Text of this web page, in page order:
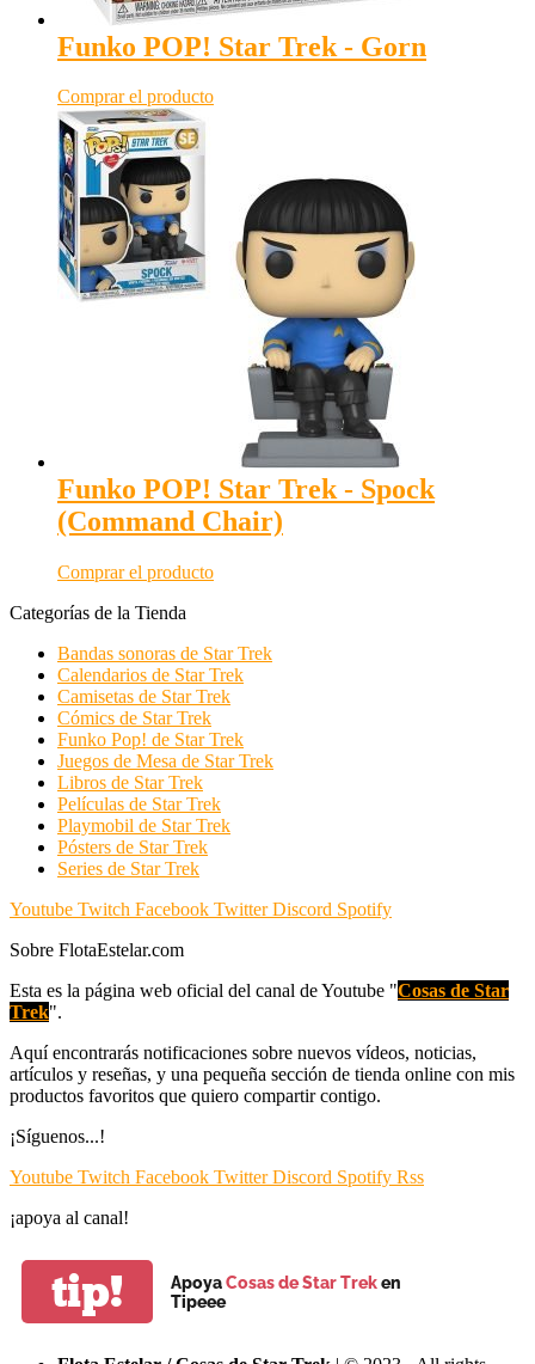
Funko POP! Star Trek - Gorn
Comprar el producto
Funko POP! Star Trek - Spock
(Command Chair)
Comprar el producto
Categorías de la Tienda
Bandas sonoras de Star Trek
Calendarios de Star Trek
Camisetas de Star Trek
Cómics de Star Trek
Funko Pop! de Star Trek
Juegos de Mesa de Star Trek
Libros de Star Trek
Películas de Star Trek
Playmobil de Star Trek
Pósters de Star Trek
Series de Star Trek
Youtube Twitch Facebook Twitter Discord Spotify
Sobre FlotaEstelar.com
Esta es la página web oficial del canal de Youtube "Cosas de Star
Trek".
Aquí encontrarás notificaciones sobre nuevos vídeos, noticias,
artículos y reseñas, y una pequeña sección de tienda online con mis
productos favoritos que quiero compartir contigo.
¡Síguenos...!
Youtube Twitch Facebook Twitter Discord Spotify Rss
¡apoya al canal!
tip! ApoyaCosas de Star Treken
Tipeee